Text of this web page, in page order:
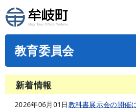
教育委員会
新着情報
2026年06月01日教科書展示会の開催